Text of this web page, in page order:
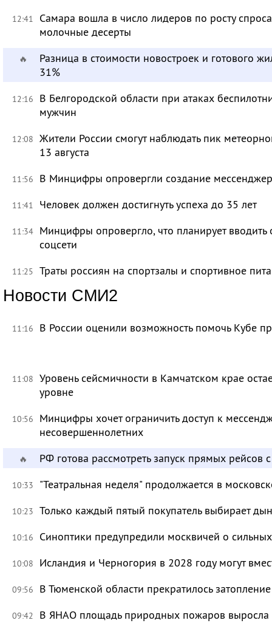
12:41
Самара вошла в число лидеров по росту
молочные десерты
🔥
Разница в стоимости новостроек и готового
31%
12:16
В Белгородской области при атаках
мужчин
12:08 Жители России смогут наблюдать пик
13 августа
11:56 В Минцифры опровергли создание
11:41 Человек должен достигнуть успеха до 35 лет
11:34 Минцифры опровергло, что планирует вводить
соцсети
11:25 Траты россиян на спортзалы и спортивное
Новости СМИ2
11:16 В России оценили возможность помочь Кубе
11:08 Уровень сейсмичности в Камчатском крае
уровне
10:56
Минцифры хочет ограничить доступ к
несовершеннолетних
🔥 РФ готова рассмотреть запуск прямых рейсов
10:33 "Театральная неделя" продолжается в
10:23 Только каждый пятый покупатель выбирает
10:16 Синоптики предупредили москвичей о
10:08 Исландия и Черногория в 2028 году могут
09:56 В Тюменской области прекратилось
09:42
В ЯНАО площадь природных пожаров выросла